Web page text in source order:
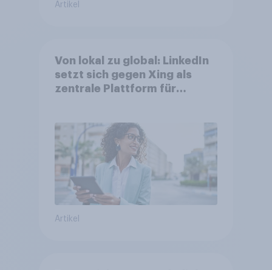
Artikel
Von lokal zu global: LinkedIn
setzt sich gegen Xing als
zentrale Plattform für
Artikel